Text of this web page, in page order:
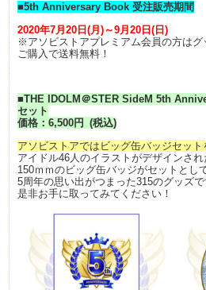
■5th Anniversary Book 受注販売期間
2020年7月20日(月)～9月20日(日)
※アソビストアプレミアム会員の方は
ご購入で送料無料！
■THE IDOLM＠STER SideM 5th
セット
価格：6,500円 (税込)
アソビストアではビッグ缶バッジセット
アイドル46人のイラストがデザインされ
150ｍｍのビッグ缶バッジがセットとし
5周年の思い出がつまった315のグッズで
是非お手に取ってみてください！